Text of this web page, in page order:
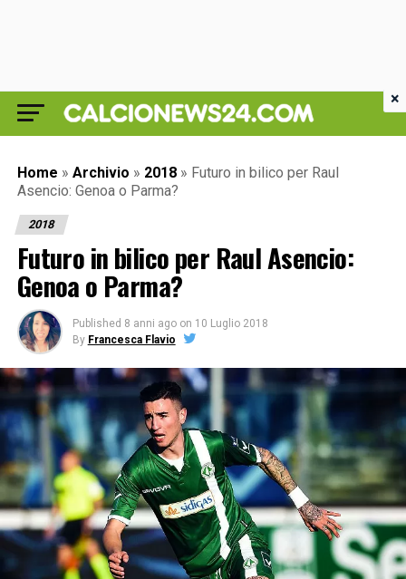
Home » Archivio » 2018 » Futuro in bilico per Raul
Asencio: Genoa o Parma?
2018
Futuro in bilico per Raul Asencio:
Genoa o Parma?
Published 8 anni ago on 10 Luglio 2018
By Francesca Flavio
×